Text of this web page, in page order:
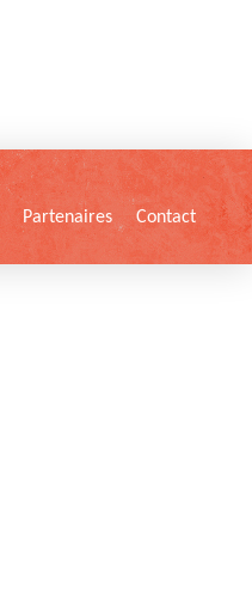
Partenaires Contact